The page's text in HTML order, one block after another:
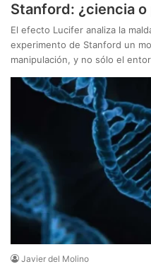
Stanford: ¿ciencia
El efecto Lucifer analiza la
experimento de Stanford un
manipulación, y no sólo el
Javier del Molino